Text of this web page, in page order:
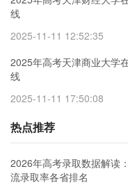
线
2025-11-11 12:52:35
2025年高考天津商业大学
线
2025-11-11 17:50:08
热点推荐
2026年高考录取数据解读
流录取率各省排名